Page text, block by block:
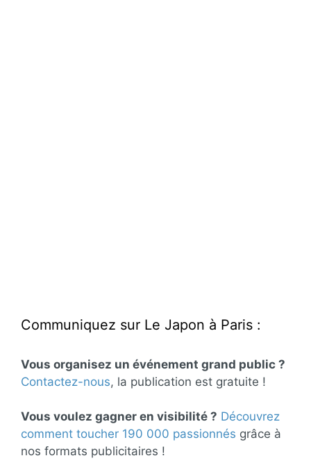
Communiquez sur Le Japon à Paris :
Vous organisez un événement grand public ?
Contactez-nous, la publication est gratuite !
Vous voulez gagner en visibilité ? Découvrez
comment toucher 190 000 passionnés grâce à
nos formats publicitaires !